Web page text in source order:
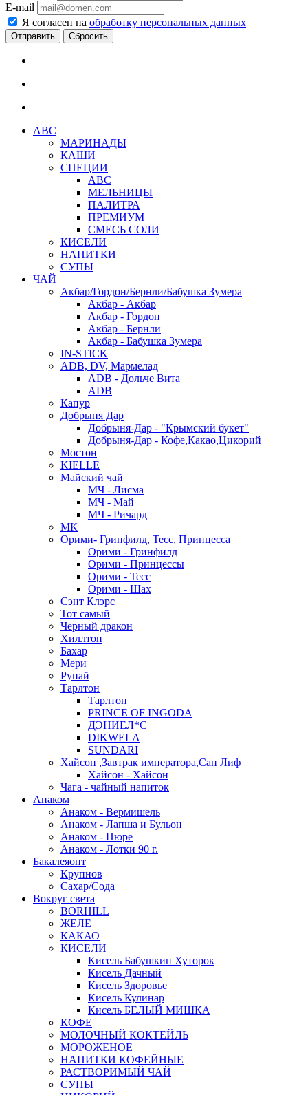
E-mail
Я согласен на обработку персональных данных
Сбросить
АВС
МАРИНАДЫ
КАШИ
СПЕЦИИ
АВС
МЕЛЬНИЦЫ
ПАЛИТРА
ПРЕМИУМ
СМЕСЬ СОЛИ
КИСЕЛИ
НАПИТКИ
СУПЫ
ЧАЙ
Акбар/Гордон/Бернли/Бабушка Зумера
Акбар - Акбар
Акбар - Гордон
Акбар - Бернли
Акбар - Бабушка Зумера
IN-STICK
ADB, DV, Мармелад
ADB - Дольче Вита
ADB
Капур
Добрыня Дар
Добрыня-Дар - "Крымский букет"
Добрыня-Дар - Кофе,Какао,Цикорий
Мостон
KIELLE
Майский чай
МЧ - Лисма
МЧ - Май
МЧ - Ричард
МК
Орими- Гринфилд, Тесс, Принцесса
Орими - Гринфилд
Орими - Принцессы
Орими - Тесс
Орими - Шах
Сэнт Клэрс
Тот самый
Черный дракон
Хиллтоп
Бахар
Мери
Рупай
Тарлтон
Тарлтон
PRINCE OF INGODA
ДЭНИЕЛ*С
DIKWELA
SUNDARI
Хайсон ,Завтрак императора,Сан Лиф
Хайсон - Хайсон
Чага - чайный напиток
Анаком
Анаком - Вермишель
Анаком - Лапша и Бульон
Анаком - Пюре
Анаком - Лотки 90 г.
Бакалеяопт
Крупнов
Сахар/Сода
Вокруг света
BORHILL
ЖЕЛЕ
КАКАО
КИСЕЛИ
Кисель Бабушкин Хуторок
Кисель Дачный
Кисель Здоровье
Кисель Кулинар
Кисель БЕЛЫЙ МИШКА
КОФЕ
МОЛОЧНЫЙ КОКТЕЙЛЬ
МОРОЖЕНОЕ
НАПИТКИ КОФЕЙНЫЕ
РАСТВОРИМЫЙ ЧАЙ
СУПЫ